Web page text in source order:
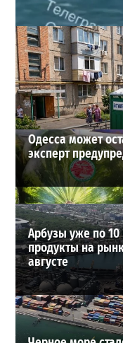
Под Одессой
мужчину: идет
28-07-2026 в 17:51
ВИБОР РЕДАКЦИИ
Одесса может
эксперт
Арбузы уже по 10
продукты на
августе